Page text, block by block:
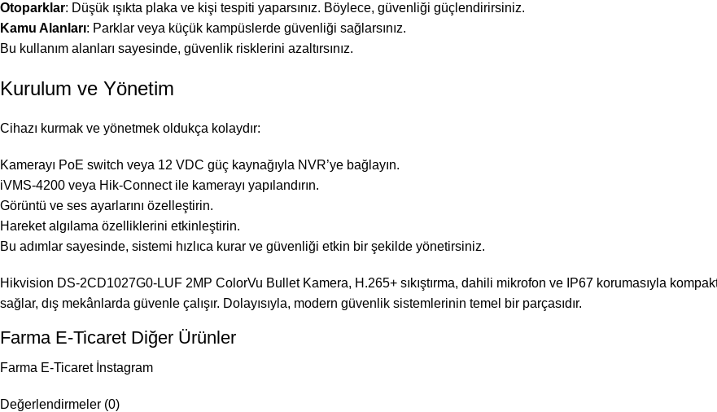
Otoparklar: Düşük ışıkta plaka ve kişi tespiti yaparsınız. Böylece, güvenliği güçlendirirsiniz.
Kamu Alanları: Parklar veya küçük kampüslerde güvenliği sağlarsınız.
Bu kullanım alanları sayesinde, güvenlik risklerini azaltırsınız.
Kurulum ve Yönetim
Cihazı kurmak ve yönetmek oldukça kolaydır:
Kamerayı PoE switch veya 12 VDC güç kaynağıyla NVR’ye bağlayın.
iVMS-4200 veya Hik-Connect ile kamerayı yapılandırın.
Görüntü ve ses ayarlarını özelleştirin.
Hareket algılama özelliklerini etkinleştirin.
Bu adımlar sayesinde, sistemi hızlıca kurar ve güvenliği etkin bir şekilde yönetirsiniz.
Hikvision DS-2CD1027G0-LUF 2MP ColorVu Bullet Kamera, H.265+ sıkıştırma, dahili mikrofon ve IP67 korumasıyla
sağlar, dış mekânlarda güvenle çalışır. Dolayısıyla, modern güvenlik sistemlerinin temel bir parçasıdır.
Farma E-Ticaret Diğer Ürünler
Farma E-Ticaret İnstagram
Değerlendirmeler (0)